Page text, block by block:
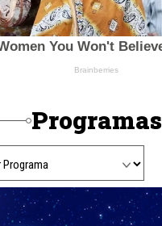
Programas